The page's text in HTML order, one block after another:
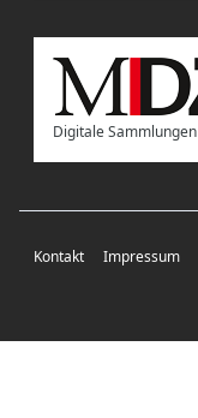
Digitale Sammlungen
Kontakt Impressum